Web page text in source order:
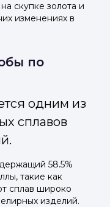
скупке золота и
изменениях в
по
одним из
сплавов
58.5%
такие как
сплав широко
изделий.